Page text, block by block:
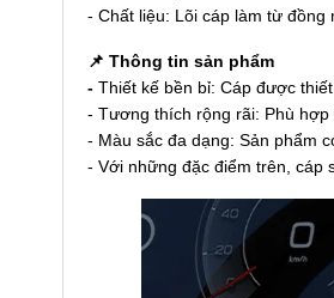
- Chất liệu: Lõi cáp làm từ đồng
📌 Thông tin sản phẩm
- Thiết kế bền bỉ: Cáp được
- Tương thích rộng rãi: Phù hợp
- Màu sắc đa dạng: Sản phẩm
- Với những đặc điểm trên, cáp